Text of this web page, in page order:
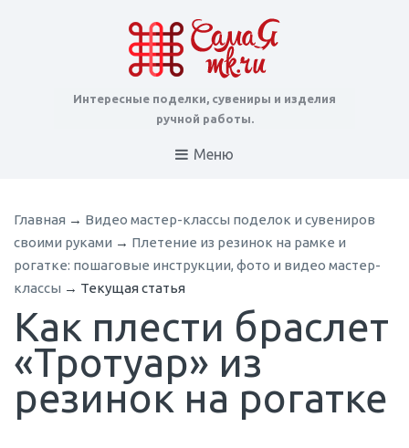
Интересные поделки, сувениры и изделия
ручной работы.
Меню
Главная → Видео мастер-классы поделок и сувениров
своими руками → Плетение из резинок на рамке и
рогатке: пошаговые инструкции, фото и видео мастер-
классы → Текущая статья
Как плести браслет
«Тротуар» из
резинок на рогатке